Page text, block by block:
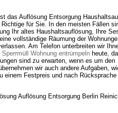
das Auflösung Entsorgung
für Sie. In den meisten Fällen
Ihr altes Haushaltsauflösung, Ihre
vollständige Räumung der
Am Telefon unterbreiten wir
Sperrmüll Wohnung entrümpeln heute,
sind zu erwarten, wenn es um den
wir auch andere Aufgaben,
einem Festpreis und nach
Auflösung Entsorgung Berlin